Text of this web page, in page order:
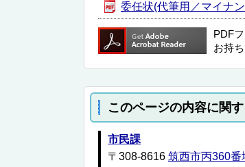
委任状(代筆用／マイナ
PDF
お持
このページの内容に関
市民課
〒308-8616 筑西市丙360番